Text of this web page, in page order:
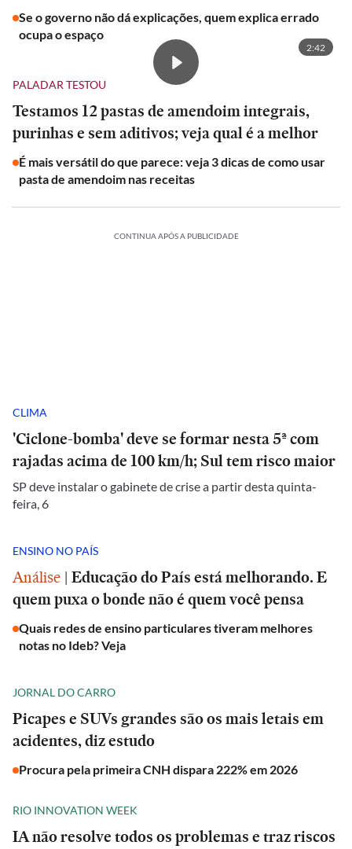
Se o governo não dá explicações, quem explica errado
ocupa o espaço
2:42
PALADAR TESTOU
Testamos 12 pastas de amendoim integrais,
purinhas e sem aditivos; veja qual é a melhor
É mais versátil do que parece: veja 3 dicas de como usar
pasta de amendoim nas receitas
CONTINUA APÓS A PUBLICIDADE
CLIMA
'Ciclone-bomba' deve se formar nesta 5ª com
rajadas acima de 100 km/h; Sul tem risco maior
SP deve instalar o gabinete de crise a partir desta quinta-
feira, 6
ENSINO NO PAÍS
Análise | Educação do País está melhorando. E
quem puxa o bonde não é quem você pensa
Quais redes de ensino particulares tiveram melhores
notas no Ideb? Veja
JORNAL DO CARRO
Picapes e SUVs grandes são os mais letais em
acidentes, diz estudo
Procura pela primeira CNH dispara 222% em 2026
RIO INNOVATION WEEK
IA não resolve todos os problemas e traz riscos